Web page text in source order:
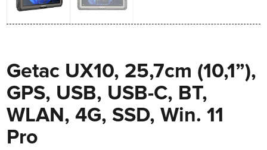
Getac UX10, 25,7cm (10,1”),
GPS, USB, USB-C, BT,
WLAN, 4G, SSD, Win. 11
Pro